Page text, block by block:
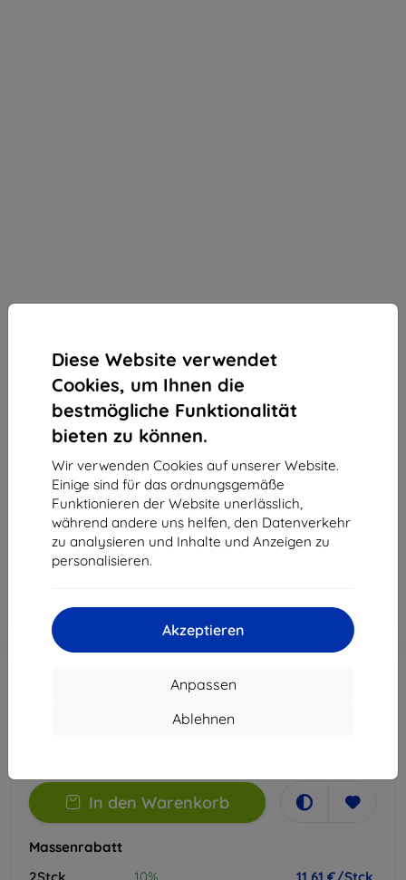
Diese Website verwendet
Cookies, um Ihnen die
bestmögliche Funktionalität
bieten zu können.
Wir verwenden Cookies auf unserer Website.
Einige sind für das ordnungsgemäße
Funktionieren der Website unerlässlich,
während andere uns helfen, den Datenverkehr
zu analysieren und Inhalte und Anzeigen zu
personalisieren.
Akzeptieren
Anpassen
Ablehnen
3mk Silky Matt Pro Schutzfolie für OnePlus Nord 4
Geeignet für: OnePlus Nord 4
12,90 €
11,61 €
-10%
Rabatt mit Gutschein
EXTRA10
Warenkorb
In den Warenkorb
Massenrabatt